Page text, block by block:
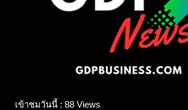
เข้าชมวันนี้ : 88 Views